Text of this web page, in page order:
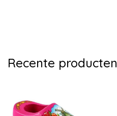
Recente producten